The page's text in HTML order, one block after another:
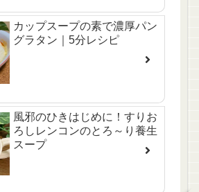
カップスープの素で濃厚パン
グラタン｜5分レシピ
風邪のひきはじめに！すりお
ろしレンコンのとろ～り養生
スープ